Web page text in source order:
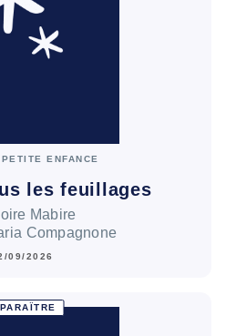
ENFANCE
les feuillages
Mabire
Compagnone
09/2026